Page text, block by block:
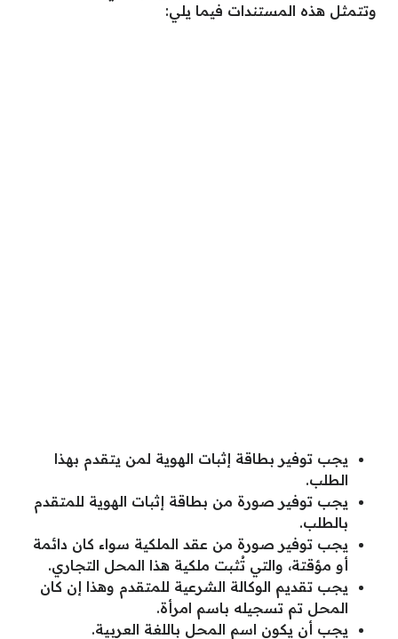
وتتمثل هذه المستندات فيما يلي:
يجب توفير بطاقة إثبات الهوية لمن يتقدم بهذا
الطلب.
يجب توفير صورة من بطاقة إثبات الهوية للمتقدم
بالطلب.
يجب توفير صورة من عقد الملكية سواء كان دائمة
أو مؤقتة، والتي تُثبت ملكية هذا المحل التجاري.
يجب تقديم الوكالة الشرعية للمتقدم وهذا إن كان
المحل تم تسجيله باسم امرأة.
يجب أن يكون اسم المحل باللغة العربية.